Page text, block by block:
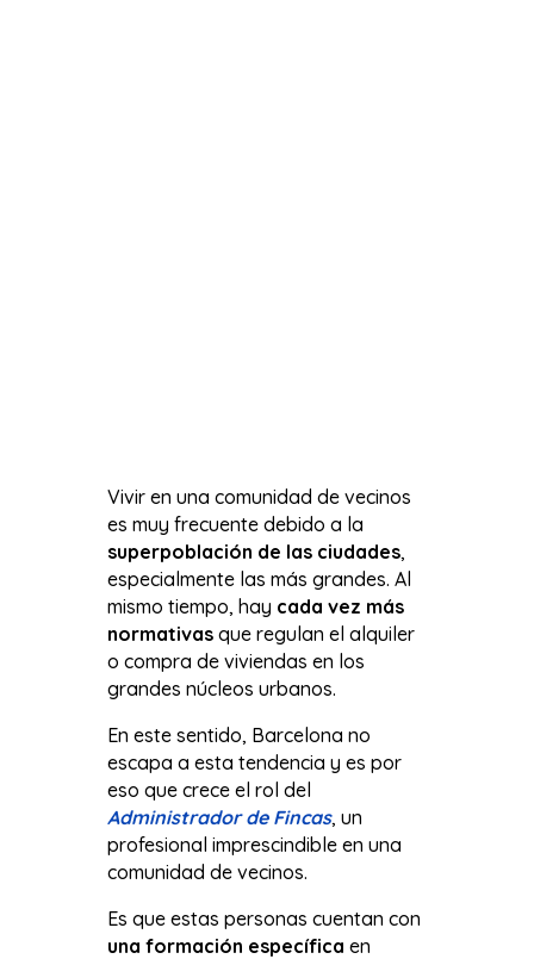
Vivir en una comunidad de vecinos
es muy frecuente debido a la
superpoblación de las ciudades,
especialmente las más grandes. Al
mismo tiempo, hay cada vez más
normativas que regulan el alquiler
o compra de viviendas en los
grandes núcleos urbanos.
En este sentido, Barcelona no
escapa a esta tendencia y es por
eso que crece el rol del
Administrador de Fincas, un
profesional imprescindible en una
comunidad de vecinos.
Es que estas personas cuentan con
una formación específica en